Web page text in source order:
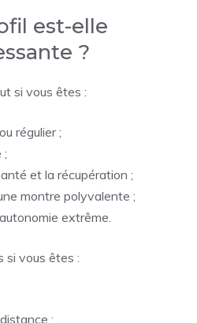
est-elle
?
si vous êtes :
régulier ;
;
et la récupération ;
montre polyvalente ;
extrême.
si vous êtes :
;